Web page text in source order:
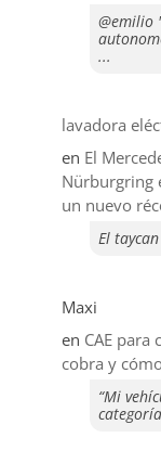
@emilio
...
lavadora
en El
Nürburgring
un nuevo
El
Maxi
en CAE para
cobra y
“Mi